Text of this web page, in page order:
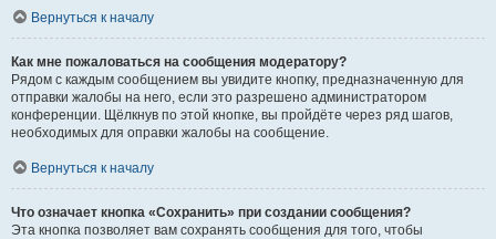
Вернуться к началу
Как мне пожаловаться на сообщения модератору?
Рядом с каждым сообщением вы увидите кнопку, предназначенную для
отправки жалобы на него, если это разрешено администратором
конференции. Щёлкнув по этой кнопке, вы пройдёте через ряд шагов,
необходимых для оправки жалобы на сообщение.
Вернуться к началу
Что означает кнопка «Сохранить» при создании сообщения?
Эта кнопка позволяет вам сохранять сообщения для того, чтобы